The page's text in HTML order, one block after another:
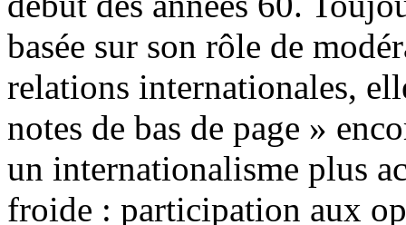
basée sur son rôle de
relations internationales,
notes de bas de page »
un internationalisme plus
froide : participation aux